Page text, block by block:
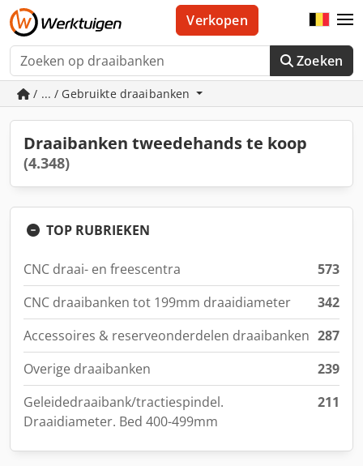
Zoeken
Verkopen
/ ... / Gebruikte draaibanken
Draaibanken tweedehands te koop
(4.348)
TOP RUBRIEKEN
CNC draai- en freescentra
573
CNC draaibanken tot 199mm draaidiameter
342
Accessoires & reserveonderdelen draaibanken 287
Overige draaibanken
239
Geleidedraaibank/tractiespindel.
Draaidiameter. Bed 400-499mm
211